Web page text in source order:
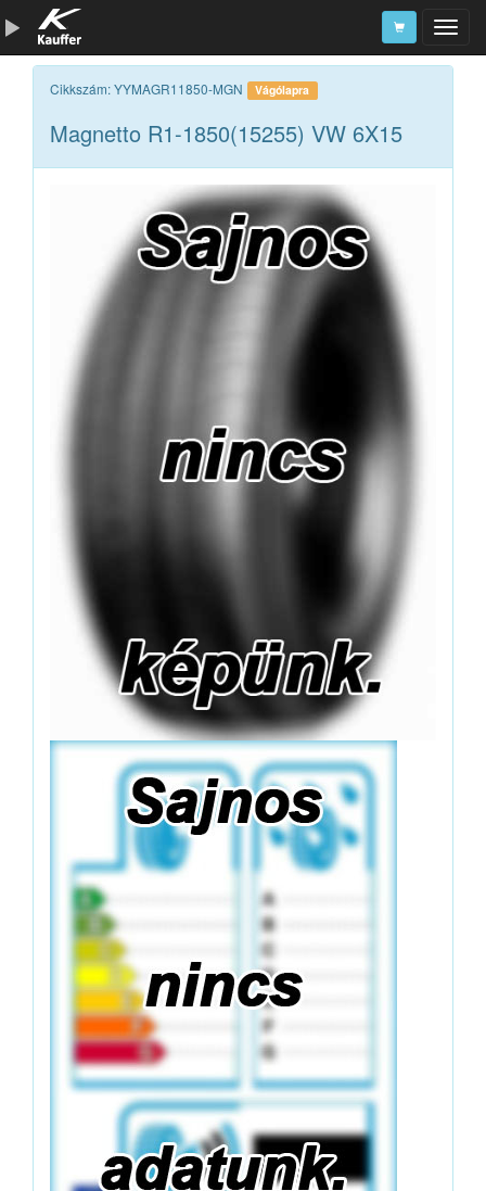
Szerszámkatalógus
Kosár
Alkatrészek
Cikkszám: YYMAGR11850-MGN Vágólapra
Magnetto R1-1850(15255) VW 6X15